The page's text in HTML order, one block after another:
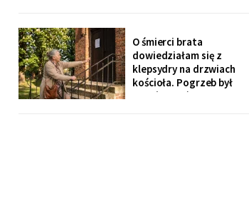
telefon: „Ten nowy
dzwonek pokazuje na
komórce, kto stoi. Mama
wtedy mówi: cicho,
poczekamy, aż babcia
O śmierci brata
dowiedziałam się z
klepsydry na drzwiach
kościoła. Pogrzeb był
dzień wcześniej, nikt z